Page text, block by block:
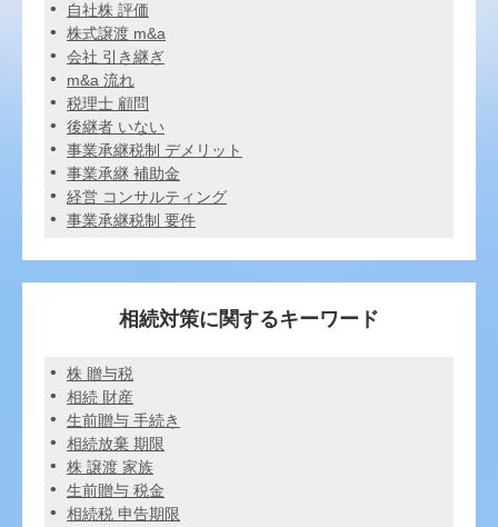
自社株 評価
株式譲渡 m&a
会社 引き継ぎ
m&a 流れ
税理士 顧問
後継者 いない
事業承継税制 デメリット
事業承継 補助金
経営 コンサルティング
事業承継税制 要件
相続対策に関するキーワード
株 贈与税
相続 財産
生前贈与 手続き
相続放棄 期限
株 譲渡 家族
生前贈与 税金
相続税 申告期限